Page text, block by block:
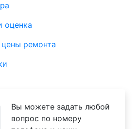
оценка
цены ремонта
Вы можете задать любой
вопрос по номеру